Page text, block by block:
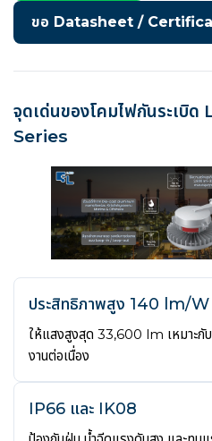
ขอ Datasheet /
จุดเด่นของโคมไฟกันระเบิด
Series
ประสิทธิภาพสูง 140 lm/W
ให้แสงสูงสุด 33,600 lm เหมาะกั
งานต่อเนื่อง
IP66 และ IK08